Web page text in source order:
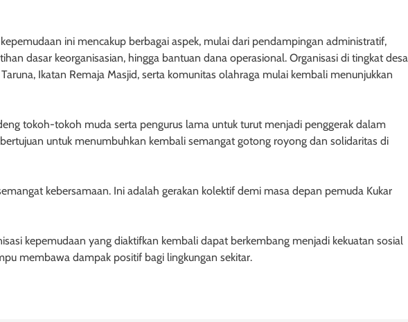
ini mencakup berbagai aspek, mulai dari pendampingan administratif,
dasar keorganisasian, hingga bantuan dana operasional. Organisasi di tingkat desa
Ikatan Remaja Masjid, serta komunitas olahraga mulai kembali menunjukkan
tokoh-tokoh muda serta pengurus lama untuk turut menjadi penggerak dalam
untuk menumbuhkan kembali semangat gotong royong dan solidaritas di
kebersamaan. Ini adalah gerakan kolektif demi masa depan pemuda Kukar
kepemudaan yang diaktifkan kembali dapat berkembang menjadi kekuatan sosial
membawa dampak positif bagi lingkungan sekitar.